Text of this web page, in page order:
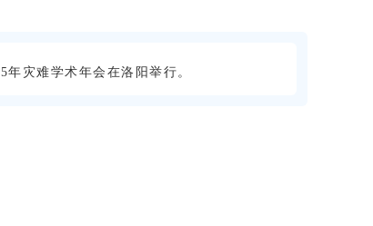
灾难学术年会在洛阳举行。